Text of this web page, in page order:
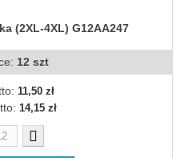
(2XL-4XL) G12AA247
12 szt
11,50 zł
14,15 zł